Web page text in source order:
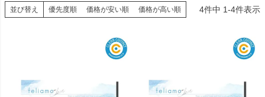
並び替え 優先度順 価格が安い順 価格が高い順 4件中 1-4件表示